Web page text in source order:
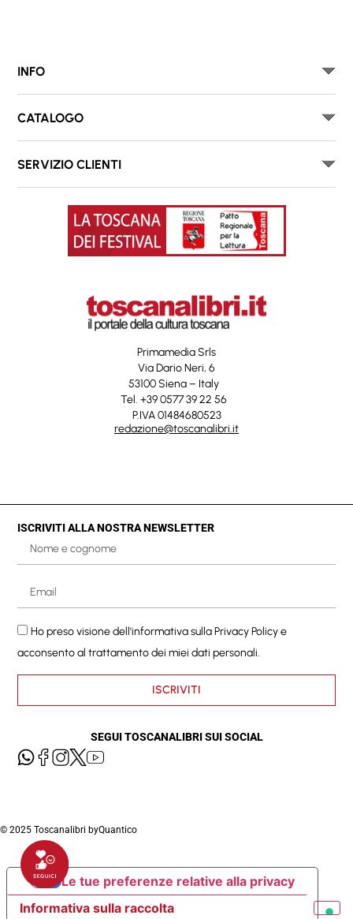
INFO
CATALOGO
SERVIZIO CLIENTI
Primamedia Srls
Via Dario Neri, 6
53100 Siena – Italy
Tel. +39 0577 39 22 56
P.IVA 01484680523
redazione@toscanalibri.it
ISCRIVITI ALLA NOSTRA NEWSLETTER
Ho preso visione dell'informativa sullaPrivacy Policye
acconsento al trattamento dei miei dati personali.
ISCRIVITI
SEGUI TOSCANALIBRI SUI SOCIAL
© 2025 Toscanalibri byQuantico
Informativa sulla raccolta
Le tue preferenze relative alla privacy